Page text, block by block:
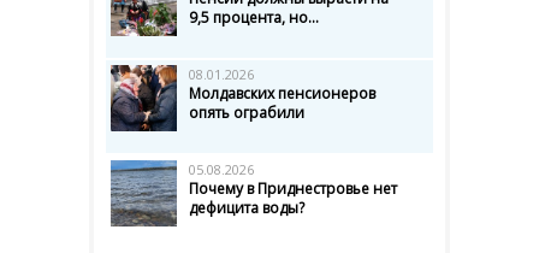
9,5 процента, но...
08.01.2026
Молдавских пенсионеров
опять ограбили
05.08.2026
Почему в Приднестровье нет
дефицита воды?